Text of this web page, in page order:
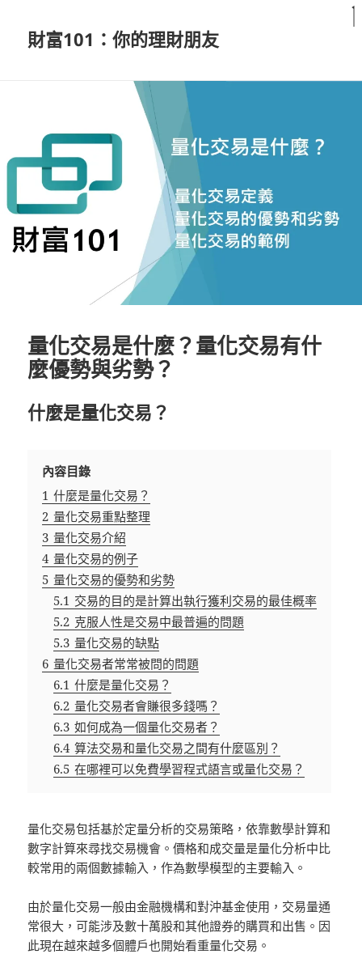
財富101：你的理財朋友
量化交易是什麼？量化交易有什
麼優勢與劣勢？
什麼是量化交易？
內容目錄
1 什麼是量化交易？
2 量化交易重點整理
3 量化交易介紹
4 量化交易的例子
5 量化交易的優勢和劣勢
5.1 交易的目的是計算出執行獲利交易的最佳概率
5.2 克服人性是交易中最普遍的問題
5.3 量化交易的缺點
6 量化交易者常常被問的問題
6.1 什麼是量化交易？
6.2 量化交易者會賺很多錢嗎？
6.3 如何成為一個量化交易者？
6.4 算法交易和量化交易之間有什麼區別？
6.5 在哪裡可以免費學習程式語言或量化交易？
量化交易包括基於定量分析的交易策略，依靠數學計算和
數字計算來尋找交易機會。價格和成交量是量化分析中比
較常用的兩個數據輸入，作為數學模型的主要輸入。
由於量化交易一般由金融機構和對沖基金使用，交易量通
常很大，可能涉及數十萬股和其他證券的購買和出售。因
此現在越來越多個體戶也開始看重量化交易。